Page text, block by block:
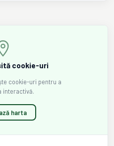
cookie-uri
cookie-uri pentru a
interactivă.
harta